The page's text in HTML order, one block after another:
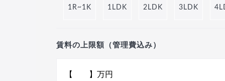
1R~1K 1LDK 2LDK 3LDK
賃料の上限額（管理費込み）